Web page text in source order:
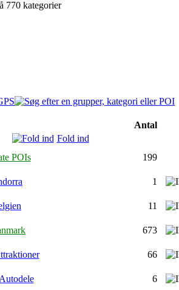
770 kategorier
Antal
Fold ind
POIs
199
1
11
673
66
Autodele 6